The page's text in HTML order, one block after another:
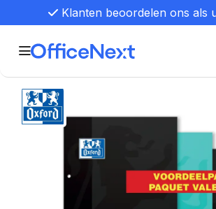
Klanten beoordelen ons als